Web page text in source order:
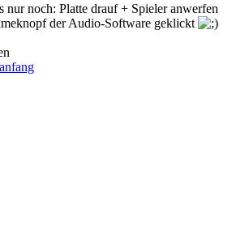
nur noch: Platte drauf + Spieler anwerfen
der Audio-Software geklickt